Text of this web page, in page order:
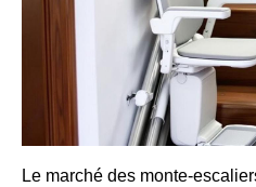
Le marché des monte-